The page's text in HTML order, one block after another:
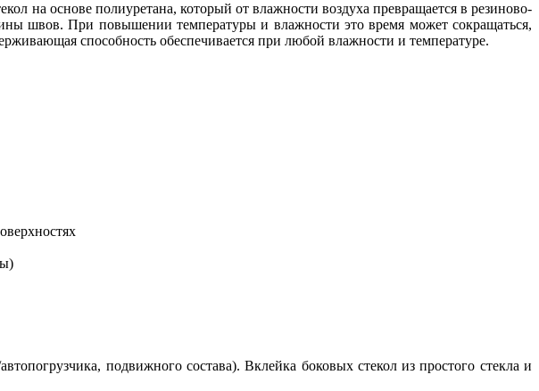
на основе полиуретана, который от влажности воздуха превращается в резиново-
швов. При повышении температуры и влажности это время может сокращаться,
способность обеспечивается при любой влажности и температуре.
подвижного состава). Вклейка боковых стекол из простого стекла и